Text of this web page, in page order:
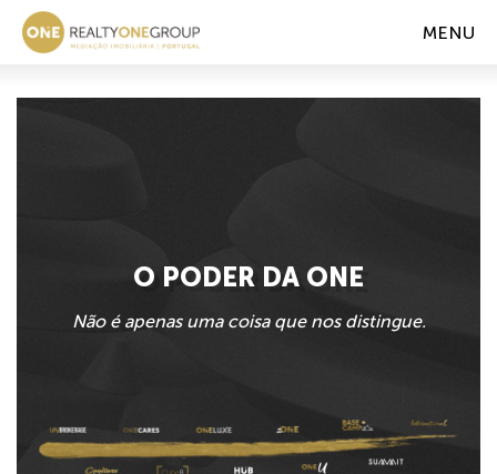
MENU
O PODER DA ONE
Não é apenas uma coisa que nos distingue.